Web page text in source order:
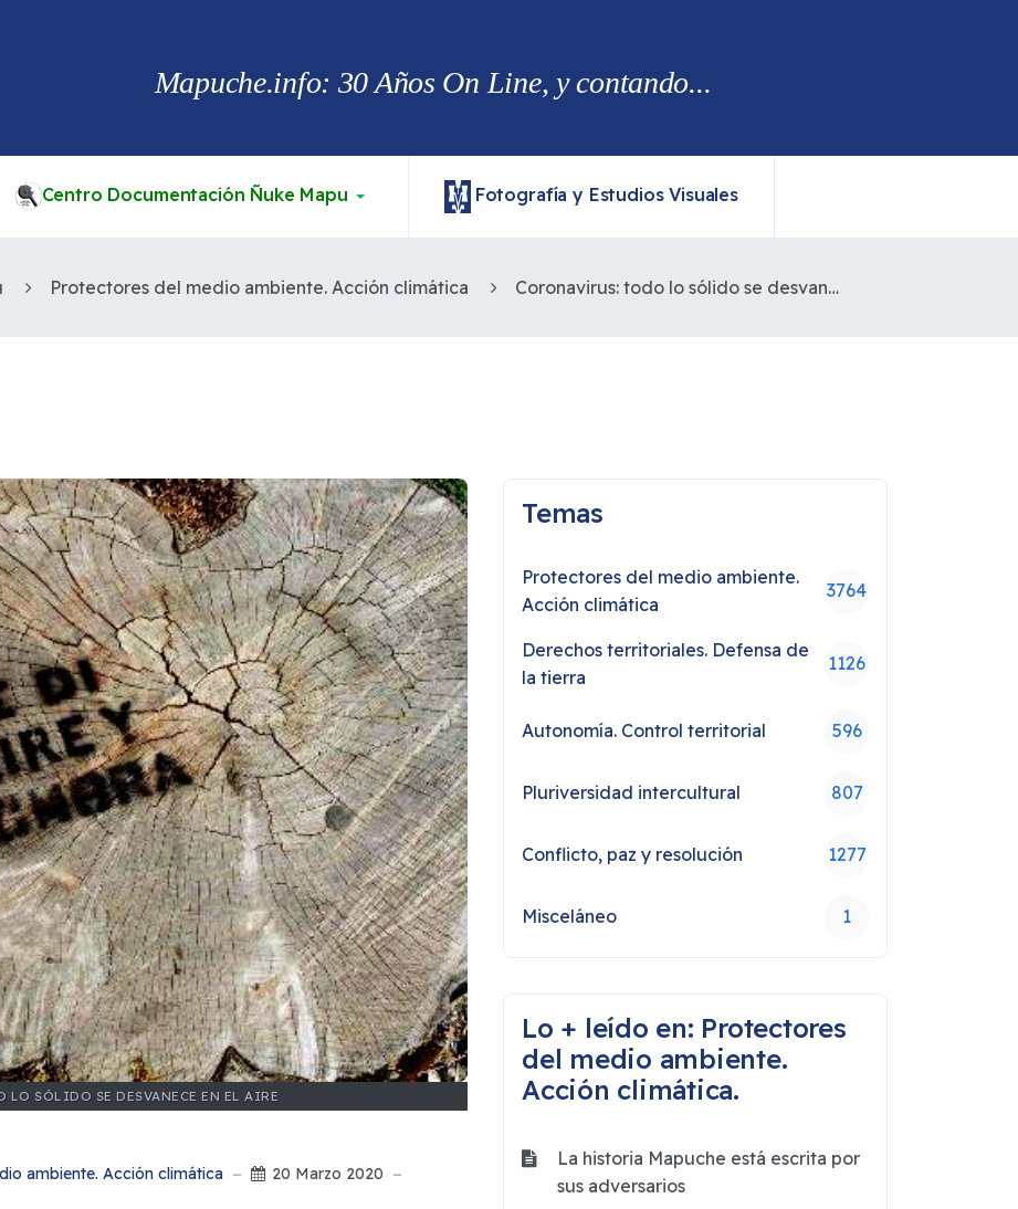
Mapuche.info: 30 Años On Line, y contando...
Centro Documentación Ñuke Mapu Fotografía y Estudios Visuales
Protectores del medio ambiente. Acción climática Coronavirus: todo lo sólido se desvanece en el aire
LO SÓLIDO SE DESVANECE EN EL AIRE
ambiente. Acción climática
20 Marzo 2020
Temas
Protectores del medio ambiente.
Acción climática
3764
Derechos territoriales. Defensa de
la tierra
1126
Autonomía. Control territorial 596
Pluriversidad intercultural 807
Conflicto, paz y resolución 1277
Misceláneo 1
Lo + leído en: Protectores
del medio ambiente.
Acción climática.
La historia Mapuche está escrita por
sus adversarios